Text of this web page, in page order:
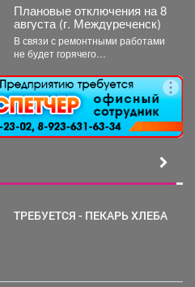
пунктов...
Плановые отключения на 8
августа (г. Междуреченск)
В связи с ремонтными работами
не будет горячего
ТРЕБУЕТСЯ - ПЕКАРЬ ХЛЕБА